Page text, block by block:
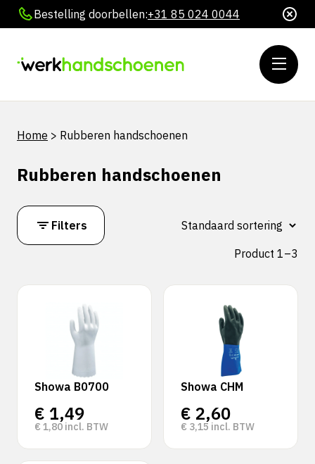
Bestelling doorbellen:+31 85 024 0044
Home > Rubberen handschoenen
Rubberen handschoenen
Filters
Product 1–3
Showa B0700
€ 1,49
€ 1,80 incl. BTW
Showa CHM
€ 2,60
€ 3,15 incl. BTW